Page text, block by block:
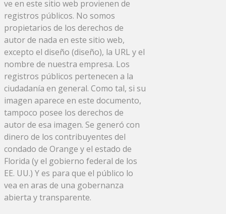
ve en este sitio web provienen de
registros públicos. No somos
propietarios de los derechos de
autor de nada en este sitio web,
excepto el diseño (diseño), la URL y el
nombre de nuestra empresa. Los
registros públicos pertenecen a la
ciudadanía en general. Como tal, si su
imagen aparece en este documento,
tampoco posee los derechos de
autor de esa imagen. Se generó con
dinero de los contribuyentes del
condado de Orange y el estado de
Florida (y el gobierno federal de los
EE. UU.) Y es para que el público lo
vea en aras de una gobernanza
abierta y transparente.